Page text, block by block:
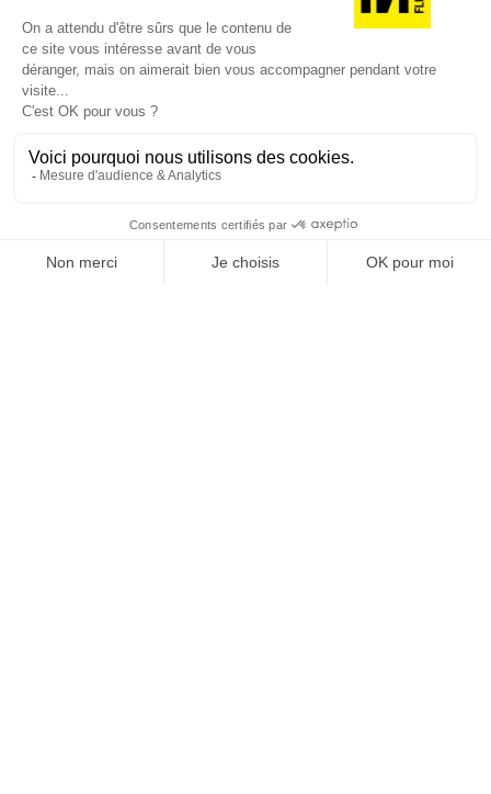
standardisation généralisée ? Ce numéro explore
la singularité là où elle est la plus mise à l’épreuve
: dans l’entreprise, dans la marque, dans les
organisations, dans les choix de gouvernance,
J'ACHÈTE LE NUMÉRO